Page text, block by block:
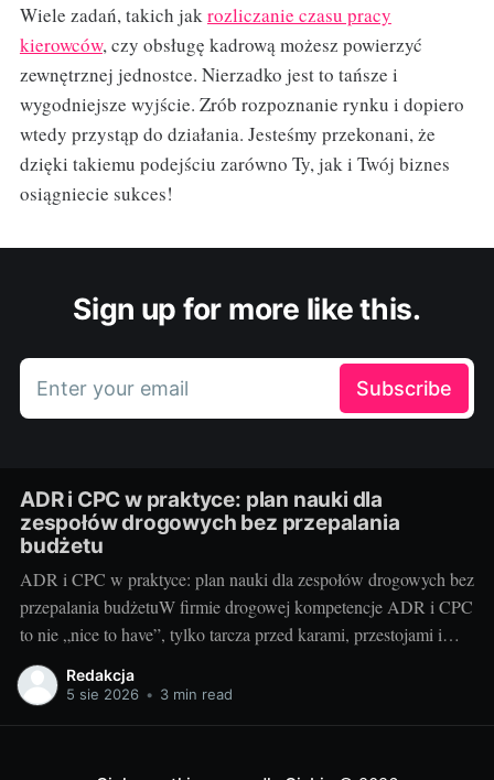
Wiele zadań, takich jakrozliczanie czasu pracy
kierowców, czy obsługę kadrową możesz powierzyć
zewnętrznej jednostce. Nierzadko jest to tańsze i
wygodniejsze wyjście. Zrób rozpoznanie rynku i dopiero
wtedy przystąp do działania. Jesteśmy przekonani, że
dzięki takiemu podejściu zarówno Ty, jak i Twój biznes
osiągniecie sukces!
Sign up for more like this.
Enter your email Subscribe
ADR i CPC w praktyce: plan nauki dla
zespołów drogowych bez przepalania
budżetu
ADR i CPC w praktyce: plan nauki dla zespołów drogowych bez
przepalania budżetuW firmie drogowej kompetencje ADR i CPC
to nie „nice to have”, tylko tarcza przed karami, przestojami i
utratą zleceń. Dobra wiadomość: da się je zbudować szybko,
mądrze i bez przepalania budżetu. Poniżej proponuję plan
Redakcja
5 sie 2026 • 3 min read